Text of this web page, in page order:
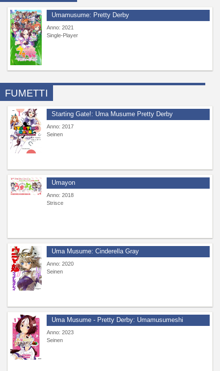
Umamusume: Pretty Derby
Anno: 2021
Single-Player
FUMETTI
Starting Gate!: Uma Musume Pretty Derby
Anno: 2017
Seinen
Umayon
Anno: 2018
Strisce
Uma Musume: Cinderella Gray
Anno: 2020
Seinen
Uma Musume - Pretty Derby: Umamusumeshi
Anno: 2023
Seinen